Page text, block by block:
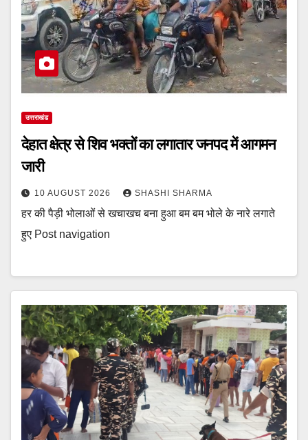
उत्तराखंड
देहात क्षेत्र से शिव भक्तों का लगातार जनपद में आगमन
जारी
10 AUGUST 2026 SHASHI SHARMA
हर की पैड़ी भोलाओं से खचाखच बना हुआ बम बम भोले के नारे लगाते
हुए Post navigation